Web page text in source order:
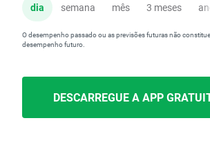
dia semana mês 3 meses
O desempenho passado ou as previsões futuras não
desempenho futuro.
DESCARREGUE A APP